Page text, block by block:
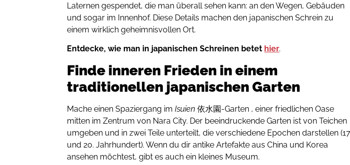
Laternen gespendet, die man überall sehen kann: an den Wegen, Gebäuden
und sogar im Innenhof. Diese Details machen den japanischen Schrein zu
einem wirklich geheimnisvollen Ort.
Entdecke, wie man in japanischen Schreinen betet hier.
Finde inneren Frieden in einem
traditionellen japanischen Garten
Mache einen Spaziergang imIsuien依水園-Garten , einer friedlichen Oase
mitten im Zentrum von Nara City. Der beeindruckende Garten ist von Teichen
umgeben und in zwei Teile unterteilt, die verschiedene Epochen darstellen
und 20. Jahrhundert). Wenn du dir antike Artefakte aus China und Korea
ansehen möchtest, gibt es auch ein kleines Museum.